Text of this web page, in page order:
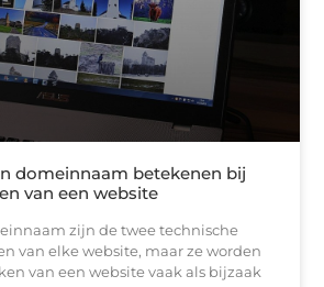
domeinnaam betekenen bij
van een website
zijn de twee technische
van elke website, maar ze worden
van een website vaak als bijzaak